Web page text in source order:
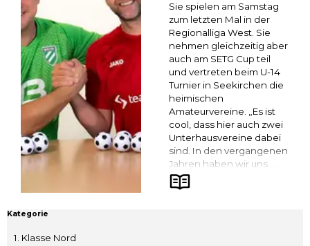
Sie spielen am Samstag
zum letzten Mal in der
Regionalliga West. Sie
nehmen gleichzeitig aber
auch am SETG Cup teil
und vertreten beim U-14
Turnier in Seekirchen die
heimischen
Amateurvereine. „Es ist
cool, dass hier auch zwei
Unterhausvereine dabei
sind. In den vergangenen
Jahren haben wir uns ...
Block überspringen Kategorie
Kategorie
1. Klasse Nord